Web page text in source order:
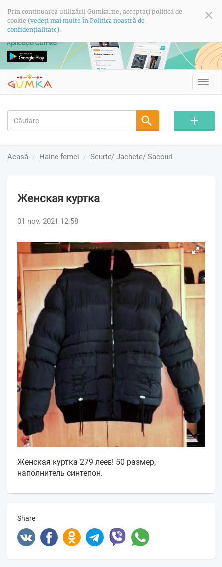
Prin continuarea utilizării Gumka.me, acceptați politica de
cookie (vedeți mai multe în Politica noastră de
confidențialitate).
Acasă Haine femei Scurte/ Jachete/ Sacouri
Женская куртка
01 nov. 2021 12:58
Женская куртка 279 леев! 50 размер,
наполнитель синтепон.
Share